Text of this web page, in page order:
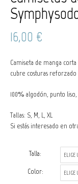
16,00 €
Camiseta de manga
cubre costuras
100% algodón, punto
Tallas: S, M, L, XL
Si estás interesado en
Talla:
Color: